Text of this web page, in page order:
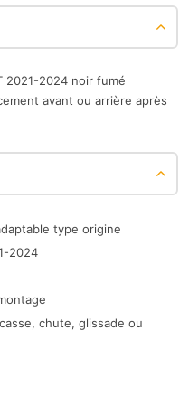
2021-2024 noir fumé
avant ou arrière après
type origine
2024
chute, glissade ou